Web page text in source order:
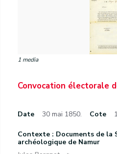
1 media
Convocation électorale
Date 30 mai 1850. Cote
Contexte : Documents de la
archéologique de Namur